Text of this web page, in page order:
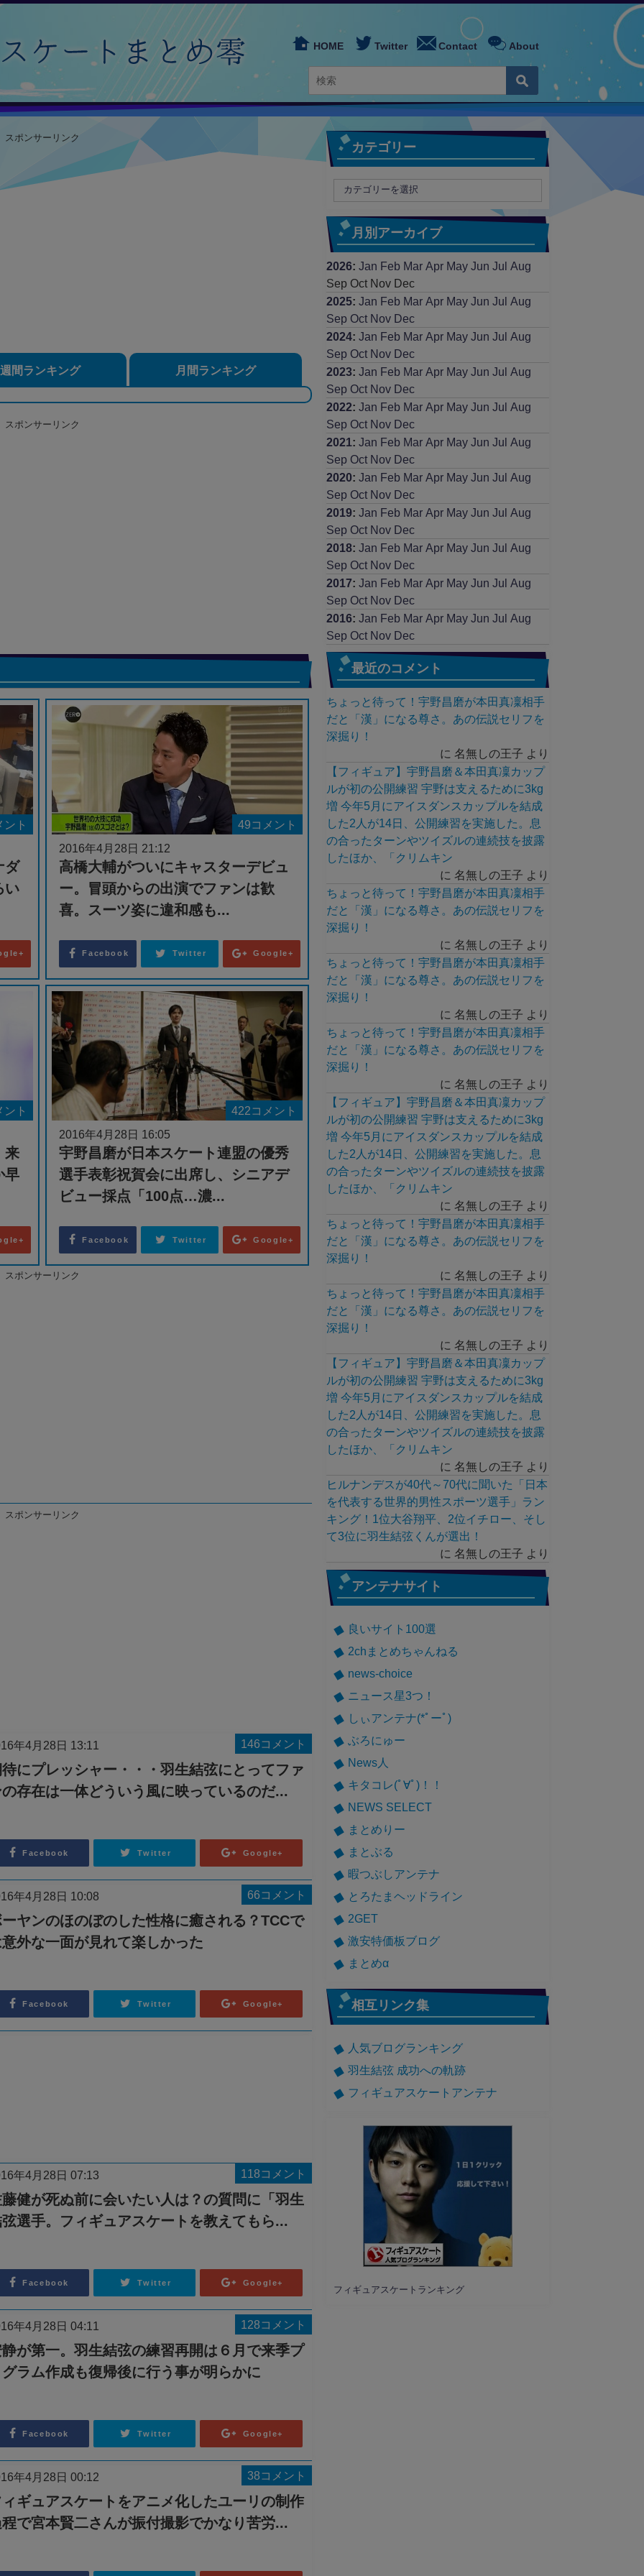
HOME Twitter Contact About
スポンサーリンク
週間ランキング 月間ランキング
スポンサーリンク
ント
ダ
い
Facebook Twitter Google+
49コメント
高橋大輔がついにキャスターデビュ
ー。冒頭からの出演でファンは歓
喜。スーツ姿に違和感も...
2016年4月28日 21:12
ント
来
早
Facebook Twitter Google+
422コメント
宇野昌磨が日本スケート連盟の優秀
選手表彰祝賀会に出席し、シニアデ
ビュー採点「100点…濃...
2016年4月28日 16:05
スポンサーリンク
スポンサーリンク
146コメント
にプレッシャー・・・羽生結弦にとってファ
存在は一体どういう風に映っているのだ...
年4月28日 13:11
Facebook Twitter Google+
66コメント
ヤンのほのぼのした性格に癒される？TCCで
外な一面が見れて楽しかった
年4月28日 10:08
Facebook Twitter Google+
118コメント
健が死ぬ前に会いたい人は？の質問に「羽生
選手。フィギュアスケートを教えてもら...
年4月28日 07:13
Facebook Twitter Google+
128コメント
が第一。羽生結弦の練習再開は６月で来季プ
ラム作成も復帰後に行う事が明らかに
年4月28日 04:11
Facebook Twitter Google+
38コメント
ギュアスケートをアニメ化したユーリの制作
で宮本賢二さんが振付撮影でかなり苦労...
年4月28日 00:12
カテゴリー
月別アーカイブ
2026: Jan Feb Mar Apr May Jun Jul
Aug
Sep Oct Nov Dec
2025: Jan Feb Mar Apr May Jun Jul
Aug
Sep Oct Nov Dec
2024: Jan Feb Mar Apr May Jun Jul
Aug
Sep Oct Nov Dec
2023: Jan Feb Mar Apr May Jun Jul
Aug
Sep Oct Nov Dec
2022: Jan Feb Mar Apr May Jun Jul
Aug
Sep Oct Nov Dec
2021 : Jan Feb Mar Apr May Jun Jul
Aug
Sep Oct Nov Dec
2020: Jan Feb Mar Apr May Jun Jul
Aug
Sep Oct Nov Dec
2019: Jan Feb Mar Apr May Jun Jul
Aug
Sep Oct Nov Dec
2018: Jan Feb Mar Apr May Jun Jul
Aug
Sep Oct Nov Dec
2017: Jan Feb Mar Apr May Jun Jul
Aug
Sep Oct Nov Dec
2016: Jan Feb Mar Apr May Jun Jul
Aug
Sep Oct Nov Dec
最近のコメント
ちょっと待って！宇野昌磨が本田真凜相手
だと「漢」になる尊さ。あの伝説セリフを
深掘り！
に 名無しの王子 より
【フィギュア】宇野昌磨＆本田真凜カップ
ルが初の公開練習 宇野は支えるために3kg
増 今年5月にアイスダンスカップルを結成
した2人が14日、公開練習を実施した。息
の合ったターンやツイズルの連続技を披露
したほか、「クリムキン
に 名無しの王子 より
ちょっと待って！宇野昌磨が本田真凜相手
だと「漢」になる尊さ。あの伝説セリフを
深掘り！
に 名無しの王子 より
ちょっと待って！宇野昌磨が本田真凜相手
だと「漢」になる尊さ。あの伝説セリフを
深掘り！
に 名無しの王子 より
ちょっと待って！宇野昌磨が本田真凜相手
だと「漢」になる尊さ。あの伝説セリフを
深掘り！
に 名無しの王子 より
【フィギュア】宇野昌磨＆本田真凜カップ
ルが初の公開練習 宇野は支えるために3kg
増 今年5月にアイスダンスカップルを結成
した2人が14日、公開練習を実施した。息
の合ったターンやツイズルの連続技を披露
したほか、「クリムキン
に 名無しの王子 より
ちょっと待って！宇野昌磨が本田真凜相手
だと「漢」になる尊さ。あの伝説セリフを
深掘り！
に 名無しの王子 より
ちょっと待って！宇野昌磨が本田真凜相手
だと「漢」になる尊さ。あの伝説セリフを
深掘り！
に 名無しの王子 より
【フィギュア】宇野昌磨＆本田真凜カップ
ルが初の公開練習 宇野は支えるために3kg
増 今年5月にアイスダンスカップルを結成
した2人が14日、公開練習を実施した。息
の合ったターンやツイズルの連続技を披露
したほか、「クリムキン
に 名無しの王子 より
ヒルナンデスが40代～70代に聞いた「日本
を代表する世界的男性スポーツ選手」ラン
キング！1位大谷翔平、2位イチロー、そし
て3位に羽生結弦くんが選出！
に 名無しの王子 より
アンテナサイト
良いサイト100選
2chまとめちゃんねる
news-choice
ニュース星3つ！
しぃアンテナ(*ﾟーﾟ)
ぶろにゅー
News人
キタコレ(ﾟ∀ﾟ)！！
NEWS SELECT
まとめりー
まとぶる
暇つぶしアンテナ
とろたまヘッドライン
2GET
激安特価板ブログ
まとめα
相互リンク集
人気ブログランキング
羽生結弦 成功への軌跡
フィギュアスケートアンテナ
フィギュアスケートランキング